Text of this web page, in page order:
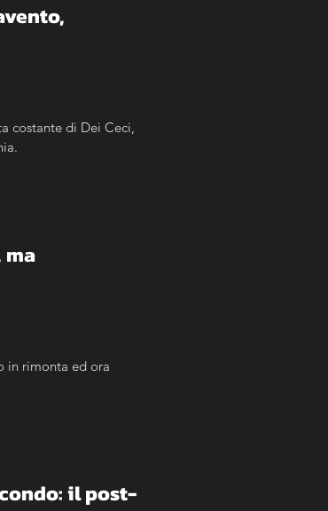
costante di Dei Ceci,
ma
in rimonta ed ora
il post-